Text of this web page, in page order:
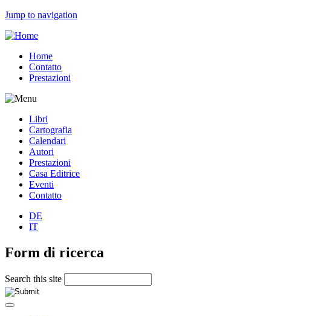
Jump to navigation
Home
Contatto
Prestazioni
Libri
Cartografia
Calendari
Autori
Prestazioni
Casa Editrice
Eventi
Contatto
DE
IT
Form di ricerca
Search this site